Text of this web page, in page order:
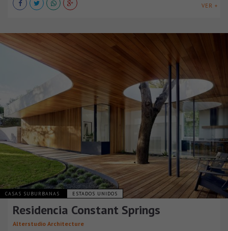
VER +
CASAS SUBURBANAS ESTADOS UNIDOS
Residencia Constant Springs
Alterstudio Architecture